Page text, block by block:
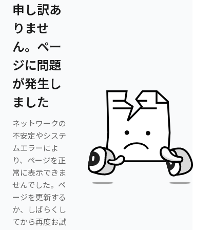
申し訳あ
りませ
ん。ペー
ジに問題
が発生し
ました
ネットワークの
不安定やシステ
ムエラーによ
り、ページを正
常に表示できま
せんでした。ペ
ージを更新する
か、しばらくし
てから再度お試